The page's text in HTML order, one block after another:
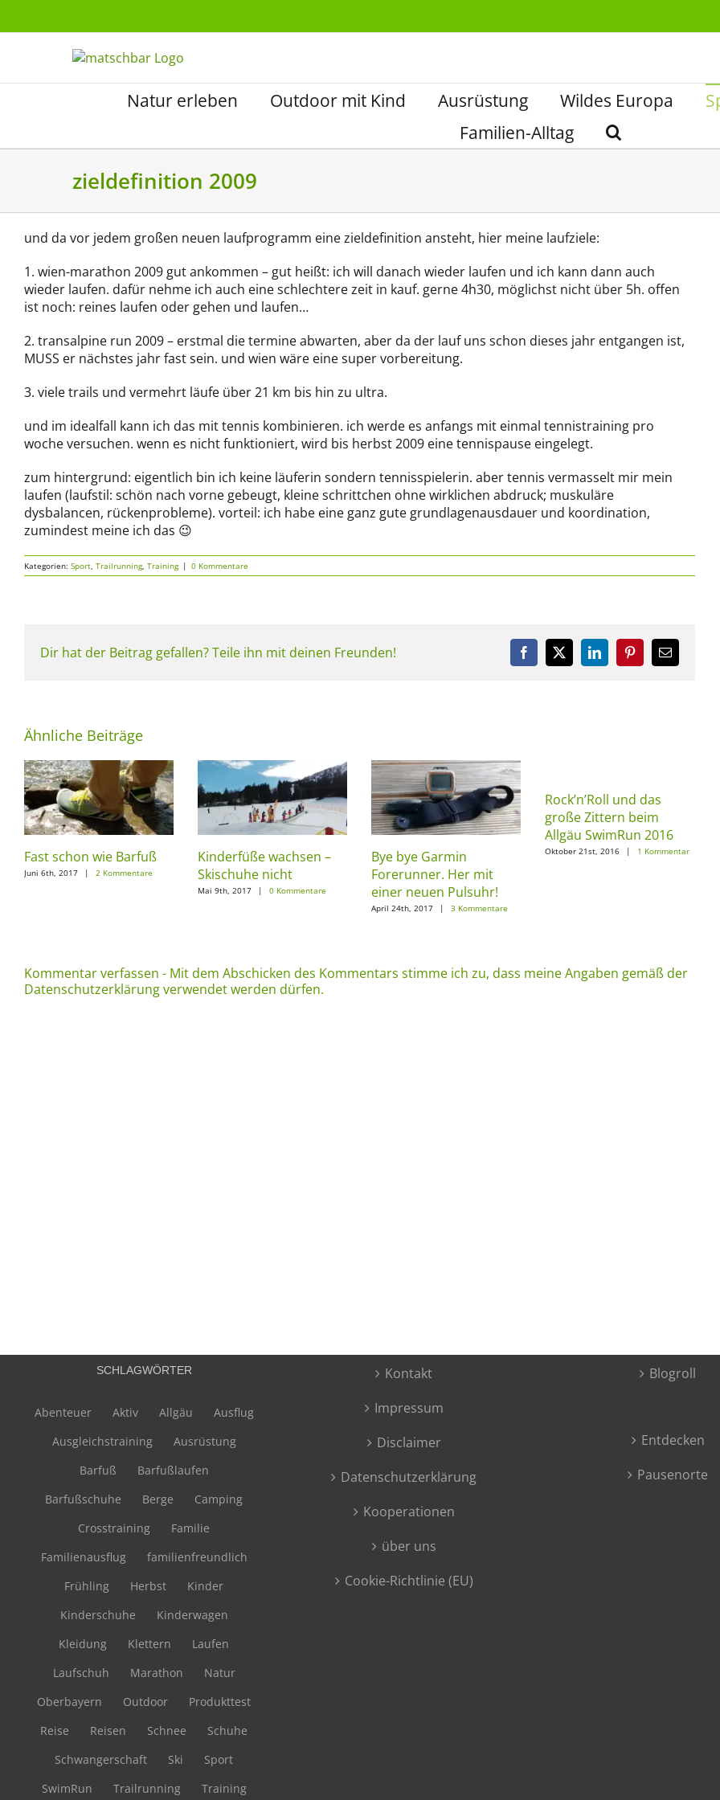
Natur erleben Outdoor mit Kind Ausrüstung Wildes Europa
Familien-Alltag
zieldefinition 2009
und da vor jedem großen neuen laufprogramm eine zieldefinition ansteht, hier meine laufziele:
1. wien-marathon 2009 gut ankommen – gut heißt: ich will danach wieder laufen und ich kann dann auch
wieder laufen. dafür nehme ich auch eine schlechtere zeit in kauf. gerne 4h30, möglichst nicht über 5h. offen
ist noch: reines laufen oder gehen und laufen…
2. transalpine run 2009 – erstmal die termine abwarten, aber da der lauf uns schon dieses jahr entgangen ist,
MUSS er nächstes jahr fast sein. und wien wäre eine super vorbereitung.
3. viele trails und vermehrt läufe über 21 km bis hin zu ultra.
und im idealfall kann ich das mit tennis kombinieren. ich werde es anfangs mit einmal tennistraining pro
woche versuchen. wenn es nicht funktioniert, wird bis herbst 2009 eine tennispause eingelegt.
zum hintergrund: eigentlich bin ich keine läuferin sondern tennisspielerin. aber tennis vermasselt mir mein
laufen (laufstil: schön nach vorne gebeugt, kleine schrittchen ohne wirklichen abdruck; muskuläre
dysbalancen, rückenprobleme). vorteil: ich habe eine ganz gute grundlagenausdauer und koordination,
zumindest meine ich das 😉
Kategorien: Sport, Trailrunning, Training | 0 Kommentare
Dir hat der Beitrag gefallen? Teile ihn mit deinen Freunden! Facebook
X LinkedInPinterest
E-
Mail
Ähnliche Beiträge
Fast schon wie Barfuß
Juni 6th, 2017 | 2 Kommentare
Kinderfüße wachsen –
Skischuhe nicht
Mai 9th, 2017 | 0 Kommentare
Bye bye Garmin
Forerunner. Her mit
einer neuen Pulsuhr!
April 24th, 2017 | 3 Kommentare
Rock’n’Roll und das
große Zittern beim
Allgäu SwimRun 2016
Oktober 21st, 2016 | 1 Kommentar
Kommentar verfassen - Mit dem Abschicken des Kommentars stimme ich zu, dass meine Angaben gemäß der
Datenschutzerklärung verwendet werden dürfen.
SCHLAGWÖRTER
Abenteuer Aktiv Allgäu
Ausflug
Ausgleichstraining
Ausrüstung
Barfuß
Barfußlaufen
Barfußschuhe
Berge
Camping
Crosstraining
Familie
Familienausflug
familienfreundlich
Frühling
Herbst
Kinder
Kinderschuhe
Kinderwagen
Kleidung
Klettern
Laufen
Laufschuh
Marathon
Natur
Oberbayern
Outdoor
Produkttest
Reise
Reisen Schnee
Schuhe
Schwangerschaft
Ski
Sport
SwimRun
Trailrunning Training
Kontakt
Impressum
Disclaimer
Datenschutzerklärung
Kooperationen
über uns
Cookie-Richtlinie (EU)
Blogroll
Entdecken
Pausenorte